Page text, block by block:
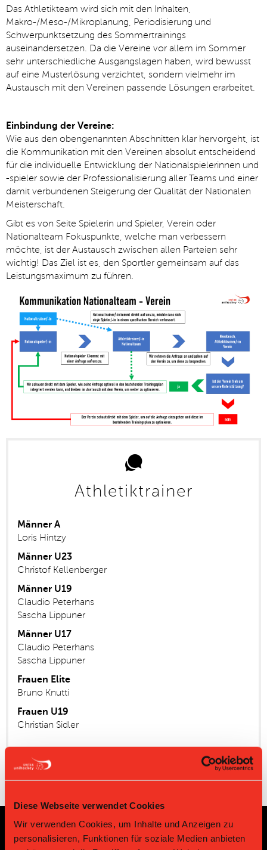
Diese Webseite verwendet Cookies
Wir verwenden Cookies, um Inhalte und Anzeigen zu
personalisieren, Funktionen für soziale Medien anbieten
Das Athletikteam wird sich mit den Inhalten,
Makro-/Meso-/Mikroplanung, Periodisierung und
Schwerpunktsetzung des Sommertrainings
auseinandersetzen. Da die Vereine vor allem im Sommer
sehr unterschiedliche Ausgangslagen haben, wird bewusst
auf eine Musterlösung verzichtet, sondern vielmehr im
Austausch mit den Vereinen passende Lösungen erarbeitet.
Einbindung der Vereine:
Wie aus den obengenannten Abschnitten klar hervorgeht, ist
die Kommunikation mit den Vereinen absolut entscheidend
für die individuelle Entwicklung der Nationalspielerinnen und
-spieler sowie der Professionalisierung aller Teams und einer
damit verbundenen Steigerung der Qualität der Nationalen
Meisterschaft.
Gibt es von Seite Spielerin und Spieler, Verein oder
Nationalteam Fokuspunkte, welche man verbessern
möchte, ist der Austausch zwischen allen Parteien sehr
wichtig! Das Ziel ist es, den Sportler gemeinsam auf das
Leistungsmaximum zu führen.
Athletiktrainer
Männer A
Loris Hintzy
Männer U23
Christof Kellenberger
Männer U19
Claudio Peterhans
Sascha Lippuner
Männer U17
Claudio Peterhans
Sascha Lippuner
Frauen Elite
Bruno Knutti
Frauen U19
Christian Sidler
Sponsoren und Partner